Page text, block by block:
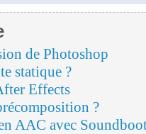
de Photoshop
statique ?
Effects
?
AAC avec